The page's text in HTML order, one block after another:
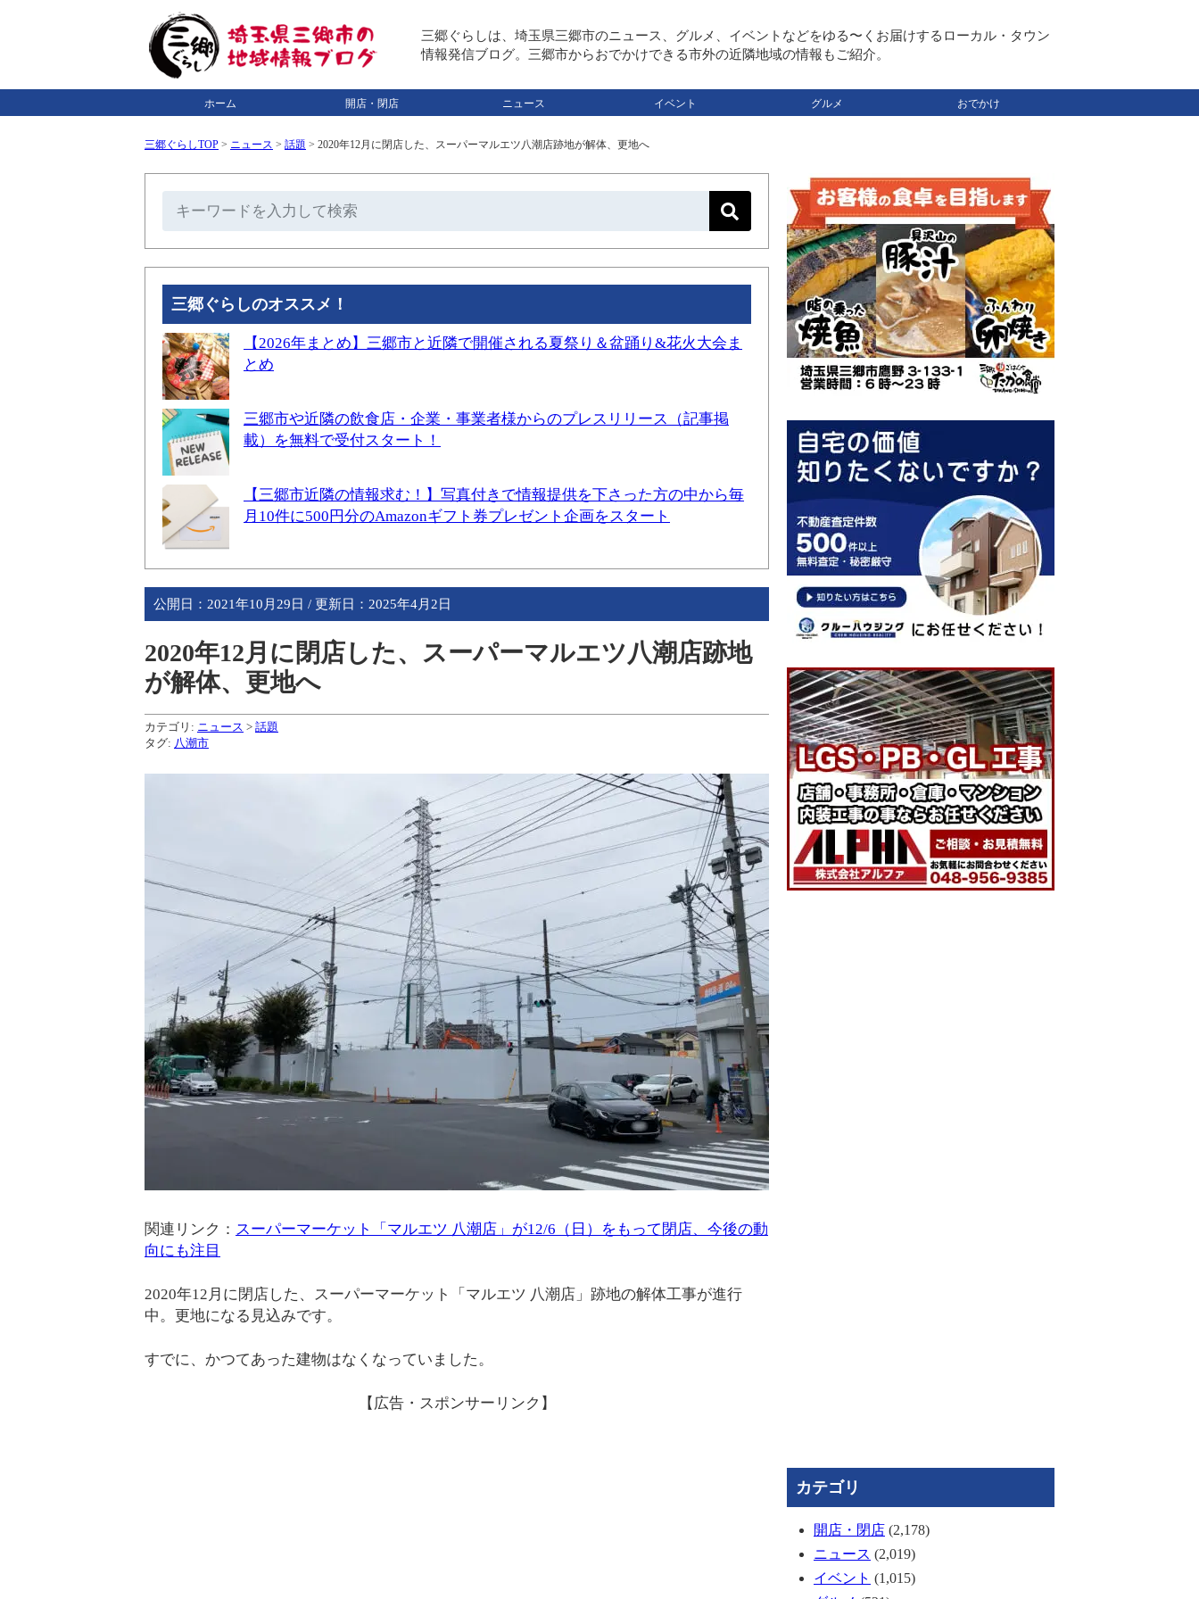
三郷ぐらしは、埼玉県三郷市のニュース、グルメ、イベントなどをゆる〜くお届けするローカル・タウン
情報発信ブログ。三郷市からおでかけできる市外の近隣地域の情報もご紹介。
ホーム 開店・閉店 ニュース イベント グルメ おでかけ
三郷ぐらしTOP > ニュース > 話題 > 2020年12月に閉店した、スーパーマルエツ八潮店跡地が解体、更地へ
三郷ぐらしのオススメ！
【2026年まとめ】三郷市と近隣で開催される夏祭り＆盆踊り&花火大会ま
とめ
三郷市や近隣の飲食店・企業・事業者様からのプレスリリース（記事掲
載）を無料で受付スタート！
【三郷市近隣の情報求む！】写真付きで情報提供を下さった方の中から毎
月10件に500円分のAmazonギフト券プレゼント企画をスタート
公開日： 2021年10月29日 / 更新日： 2025年4月2日
2020年12月に閉店した、スーパーマルエツ八潮店跡地
が解体、更地へ
カテゴリ: ニュース > 話題
タグ: 八潮市
関連リンク： スーパーマーケット「マルエツ 八潮店」が12/6（日）をもって閉店、今後の動
向にも注目
2020年12月に閉店した、スーパーマーケット「マルエツ 八潮店」跡地の解体工事が進行
中。更地になる見込みです。
すでに、かつてあった建物はなくなっていました。
【広告・スポンサーリンク】
カテゴリ
開店・閉店 (2,178)
ニュース (2,019)
イベント (1,015)